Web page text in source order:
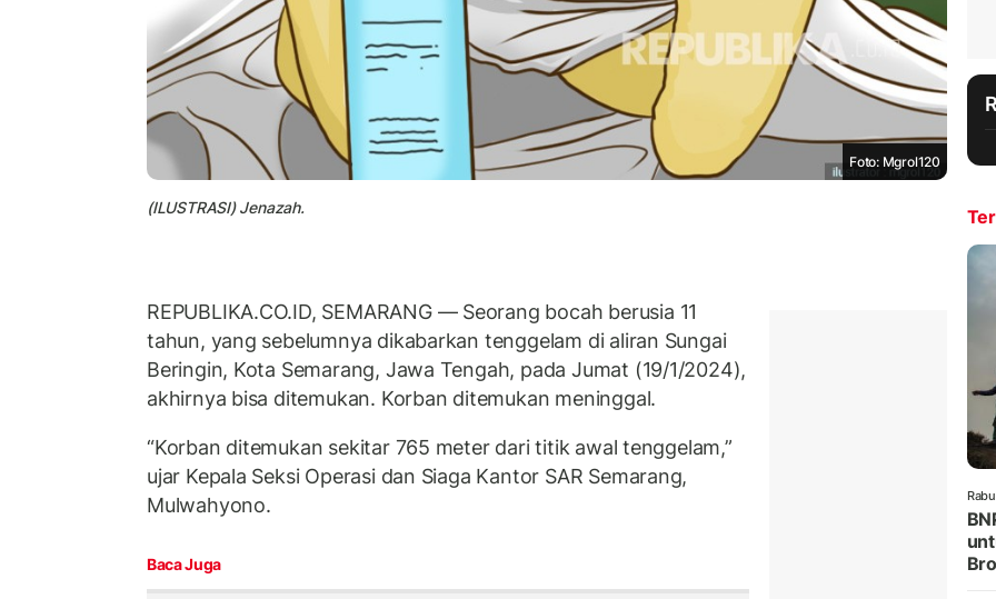
Foto: Mgrol120
(ILUSTRASI) Jenazah.
REPUBLIKA.CO.ID, SEMARANG — Seorang bocah berusia 11
tahun, yang sebelumnya dikabarkan tenggelam di aliran Sungai
Beringin, Kota Semarang, Jawa Tengah, pada Jumat (19/1/2024),
akhirnya bisa ditemukan. Korban ditemukan meninggal.
“Korban ditemukan sekitar 765 meter dari titik awal tenggelam,”
ujar Kepala Seksi Operasi dan Siaga Kantor SAR Semarang,
Mulwahyono.
Baca Juga